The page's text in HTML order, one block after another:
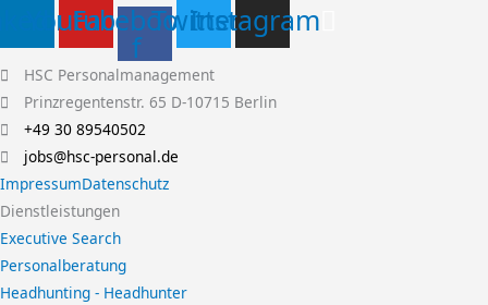
Youtube
Facebook-
f
Twitter
Instagram
HSC Personalmanagement
Prinzregentenstr. 65 D-10715 Berlin
+49 30 89540502
jobs@hsc-personal.de
ImpressumDatenschutz
Dienstleistungen
Executive Search
Personalberatung
Headhunting - Headhunter